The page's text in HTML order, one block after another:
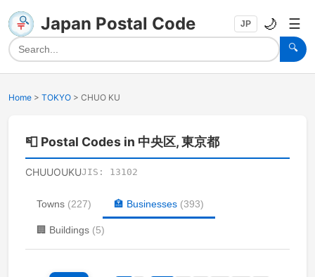
Japan Postal Code
🔍
JP 🌙 ☰
Home > TOKYO > CHUO KU
📮 Postal Codes in 中央区, 東京都
CHUUOUKUJIS: 13102
Towns (227) 🏣 Businesses (393)
🏢 Buildings (5)